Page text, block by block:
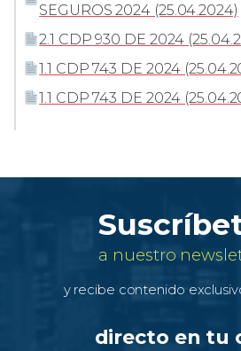
SEGUROS 2024 (25.04.2024)
2.1 CDP 930 DE 2024
1.1 CDP 743 DE 2024
1.1 CDP 743 DE 2024
a nuestro
y recibe contenido
directo en tu